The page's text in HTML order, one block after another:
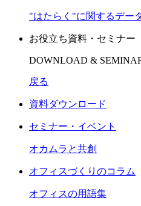
"はたらく"に関するデー
お役立ち資料・セミナー
DOWNLOAD &
戻る
資料ダウンロード
セミナー・イベント
オカムラと共創
オフィスづくりのコラム
オフィスの用語集